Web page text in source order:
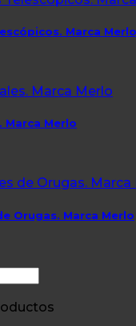
Marca Merlo
Marca Merlo
Orugas. Marca Merlo